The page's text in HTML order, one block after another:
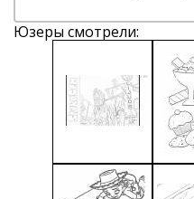
Юзеры смотрели: